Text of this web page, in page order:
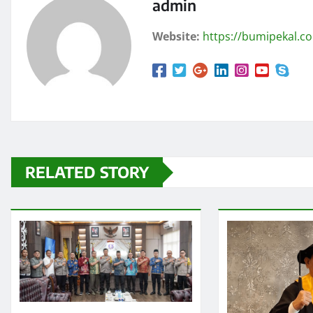
admin
Website: https://
RELATED STORY